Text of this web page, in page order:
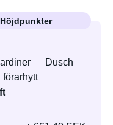
Höjdpunkter
Dusch
förarhytt